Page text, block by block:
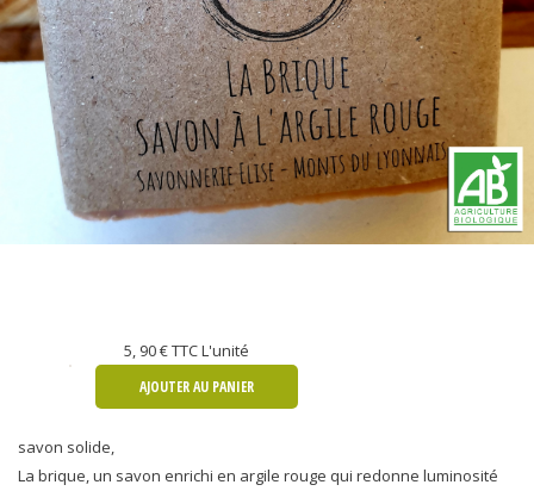
5, 90 €TTC L'unité
AJOUTER AU PANIER
savon solide,
La brique, un savon enrichi en argile rouge qui redonne luminosité